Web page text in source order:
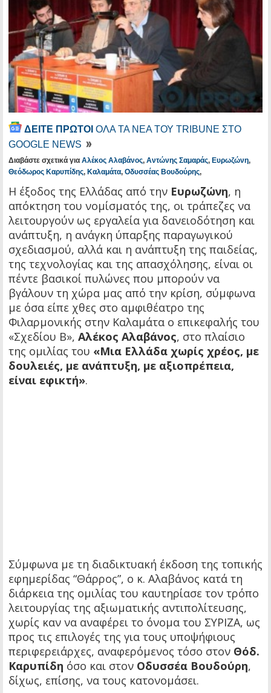
ΔΕΙΤΕ ΠΡΩΤΟΙ ΟΛΑ ΤΑ ΝΕΑ ΤΟΥ TRIBUNE ΣΤΟ
GOOGLE NEWS
Διαβάστε σχετικά για Αλέκος Αλαβάνος, Αντώνης Σαμαράς, Ευρωζώνη,
Θεόδωρος Καρυπίδης, Καλαμάτα, Οδυσσέας Βουδούρης,
Η έξοδος της Ελλάδας από την Ευρωζώνη, η
απόκτηση του νομίσματός της, οι τράπεζες να
λειτουργούν ως εργαλεία για δανειοδότηση και
ανάπτυξη, η ανάγκη ύπαρξης παραγωγικού
σχεδιασμού, αλλά και η ανάπτυξη της παιδείας,
της τεχνολογίας και της απασχόλησης, είναι οι
πέντε βασικοί πυλώνες που μπορούν να
βγάλουν τη χώρα μας από την κρίση, σύμφωνα
με όσα είπε χθες στο αμφιθέατρο της
Φιλαρμονικής στην Καλαμάτα ο επικεφαλής του
«Σχεδίου Β», Αλέκος Αλαβάνος, στο πλαίσιο
της ομιλίας του «Μια Ελλάδα χωρίς χρέος, με
δουλειές, με ανάπτυξη, με αξιοπρέπεια,
είναι εφικτή».
Σύμφωνα με τη διαδικτυακή έκδοση της τοπικής
εφημερίδας “Θάρρος”, ο κ. Αλαβάνος κατά τη
διάρκεια της ομιλίας του καυτηρίασε τον τρόπο
λειτουργίας της αξιωματικής αντιπολίτευσης,
χωρίς καν να αναφέρει το όνομα του ΣΥΡΙΖΑ, ως
προς τις επιλογές της για τους υποψήφιους
περιφερειάρχες, αναφερόμενος τόσο στον Θόδ.
Καρυπίδη όσο και στον Οδυσσέα Βουδούρη,
δίχως, επίσης, να τους κατονομάσει.